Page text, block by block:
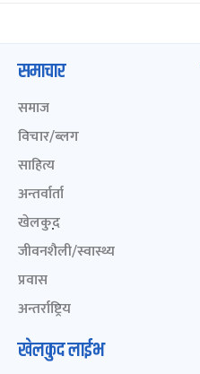
समाचार
समाज
विचार/ब्लग
साहित्य
अन्तर्वार्ता
खेलकुद़़
जीवनशैली/स्वास्थ्य
प्रवास
अन्तर्राष्ट्रिय
खेलकुद लाईभ